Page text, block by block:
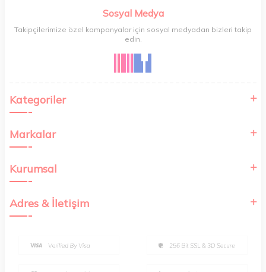
Sosyal Medya
Takipçilerimize özel kampanyalar için sosyal medyadan bizleri takip
edin.
Kategoriler
Markalar
Kurumsal
Adres & İletişim